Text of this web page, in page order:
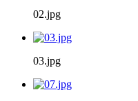
02.jpg
03.jpg